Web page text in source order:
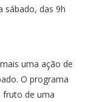
sábado, das 9h
uma ação de
O programa
fruto de uma